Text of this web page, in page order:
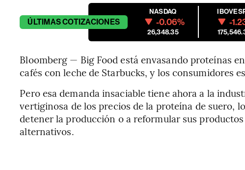
ÚLTIMASCOTIZACIONES
NASDAQ
-0.06%
26,348.35
-
Bloomberg — Big Food está envasando proteínas
cafés con leche de Starbucks, y los consumidores
Pero esa demanda insaciable tiene ahora a la
vertiginosa de los precios de la proteína de suero,
detener la producción o a reformular sus
alternativos.